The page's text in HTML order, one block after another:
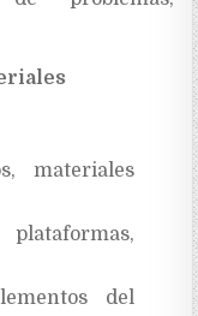
materiales
del